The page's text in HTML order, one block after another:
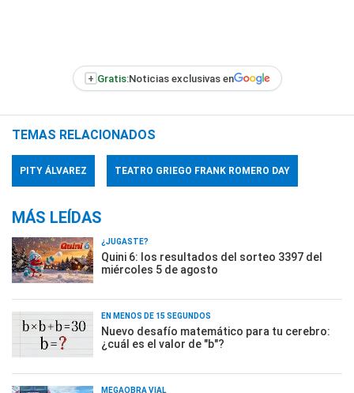
+ Gratis:Noticias exclusivas en
TEMAS RELACIONADOS
PITY ÁLVAREZ TEATRO GRIEGO FRANK ROMERO DAY
MÁS LEÍDAS
¿JUGASTE?
Quini 6: los resultados del sorteo 3397 del
miércoles 5 de agosto
EN MENOS DE 15 SEGUNDOS
Nuevo desafío matemático para tu cerebro:
¿cuál es el valor de "b"?
MEGAOBRA VIAL